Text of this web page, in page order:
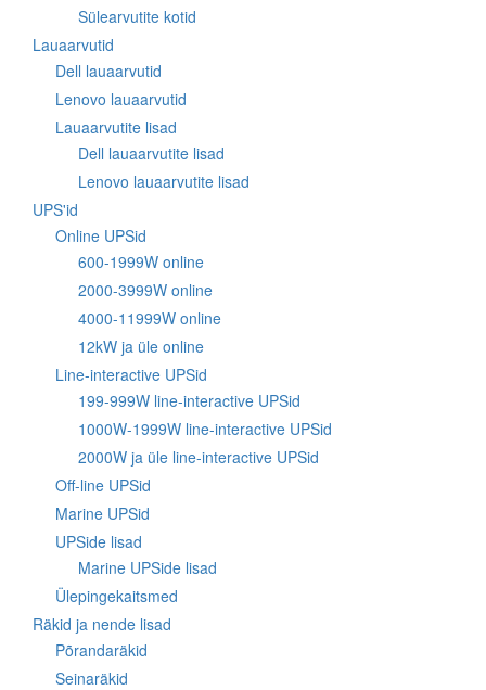
Sülearvutite kotid
Lauaarvutid
Dell lauaarvutid
Lenovo lauaarvutid
Lauaarvutite lisad
Dell lauaarvutite lisad
Lenovo lauaarvutite lisad
UPS'id
Online UPSid
600-1999W online
2000-3999W online
4000-11999W online
12kW ja üle online
Line-interactive UPSid
199-999W line-interactive UPSid
1000W-1999W line-interactive UPSid
2000W ja üle line-interactive UPSid
Off-line UPSid
Marine UPSid
UPSide lisad
Marine UPSide lisad
Ülepingekaitsmed
Räkid ja nende lisad
Põrandaräkid
Seinaräkid